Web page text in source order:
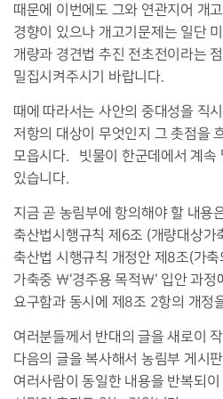
때문에 이번에도 그와 연관지어 개
경향이 있으나 개고기문제는 일단
개량과 경견법 추진 전초전이라는
밀집시켜주시기 바랍니다.
때에 따라서는 사안의 중대성을 직
저항의 대상이 무엇인지 그 촛점을
모읍시다. 빗물이 한군데에서 계속
있습니다.
지금 곧 농림부에 항의해야 할 내용
축산법시행규칙 제6조 (개량대상가
축산법 시행규칙 개정안 제8조(가
가축중 \'경주용 목적\' 입안 과정
요구함과 동시에 제8조 2항의 개정
여러분들께서 반대의 글을 새로이
다음의 글을 복사해서 농림부 게시
여러사람이 동일한 내용을 반복되